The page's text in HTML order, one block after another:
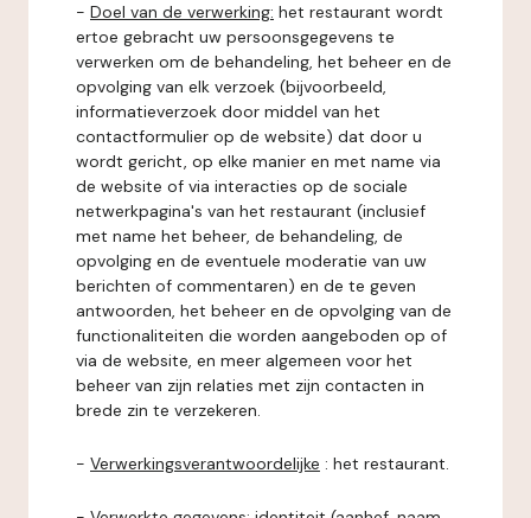
- Doel van de verwerking: het restaurant wordt
ertoe gebracht uw persoonsgegevens te
verwerken om de behandeling, het beheer en de
opvolging van elk verzoek (bijvoorbeeld,
informatieverzoek door middel van het
contactformulier op de website) dat door u
wordt gericht, op elke manier en met name via
de website of via interacties op de sociale
netwerkpagina's van het restaurant (inclusief
met name het beheer, de behandeling, de
opvolging en de eventuele moderatie van uw
berichten of commentaren) en de te geven
antwoorden, het beheer en de opvolging van de
functionaliteiten die worden aangeboden op of
via de website, en meer algemeen voor het
beheer van zijn relaties met zijn contacten in
brede zin te verzekeren.
- Verwerkingsverantwoordelijke : het restaurant.